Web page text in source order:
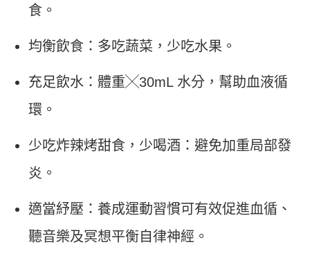
食。
均衡飲食：多吃蔬菜，少吃水果。
充足飲水：體重╳30mL 水分，幫助血液循
環。
少吃炸辣烤甜食，少喝酒：避免加重局部發
炎。
適當紓壓：養成運動習慣可有效促進血循、
聽音樂及冥想平衡自律神經。